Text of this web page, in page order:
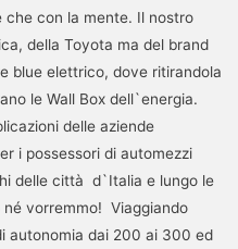
con la mente. Il nostro
della Toyota ma del brand
blue elettrico, dove ritirandola
le Wall Box dell`energia.
delle aziende
i possessori di automezzi
delle città d`Italia e lungo le
vorremmo! Viaggiando
autonomia dai 200 ai 300 ed